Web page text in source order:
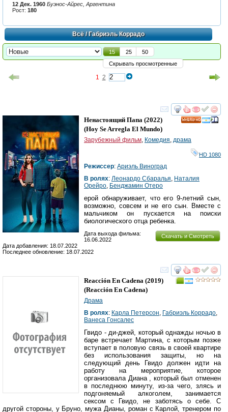
12 Дек. 1960 Буэнос-Айрес, Аргентина
Рост: 180
Всё/ Габриэль Коррадо
15 25
50
Скрывать просмотренные
1 2
смотреть
Ненастоящий Папа (2022)
(Hoy Se Arregla El Mundo)
Зарубежный фильм Комедия драма
HD 1080
Режиссер: Ариэль Виноград
В ролях: Леонардо Сбаралья Наталия
Орейро Бенджамин Отеро
ерой обнаруживает, что его 9-летний сын,
возможно, совсем и не его сын. Вместе с
мальчиком он пускается на поиски
биологического отца ребенка.
Скачать и Смотреть
Дата выхода фильма:
16.06.2022
Дата добавления: 18.07.2022
Последнее обновление: 18.07.2022
смотреть
Reacción En Cadena (2019)
(Reacción En Cadena)
Драма
В ролях: Карла Петерсон Габриэль Коррадо
Ванеса Гонсалес
Гвидо - ди-джей, который однажды ночью в
баре встречает Мартина, с которым позже
вступает в половую связь в своей квартире
без использования защиты, но на
следующий день Гвидо должен идти на
работу на мероприятие, которое
организовала Диана , который был отменен
в последнюю минуту, из-за чего, злясь и
подгоняемый алкоголем, занимается
сексом с Гвидо, не заботясь о себе. С
другой стороны, у Бруно, мужа Дианы, роман с Карлой, тренером по